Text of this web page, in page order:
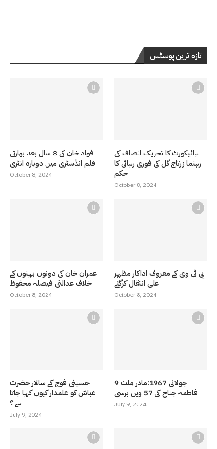
تازہ ترین پوسٹس
فواد خان کی 8 سال بعد بھارتی
فلم انڈسٹری میں دوبارہ انٹری
October 8, 2024
ہائیکورٹ کا تحریک انصاف کی
رہنما زرتاج گل کی فوری رہائی کا
حکم
October 8, 2024
عمران خان کی دونوں بہنوں کے
خلاف عدالتی فیصلہ محفوظ
October 8, 2024
پی ٹی وی کے معروف اداکار مظہر
علی انتقال کرگئے
October 8, 2024
حسینی فوج کے سالار حضرت
عباسّ کو علمدار کیوں کہا جاتا
ہے ؟
July 9, 2024
9 جولائی 1967:مادر ملت
فاطمہ جناح کی 57 ویں برسی
July 9, 2024